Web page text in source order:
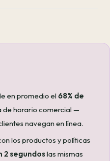
en promedio el 68% de
de horario comercial —
navegan en línea.
los productos y políticas
2 segundoslas mismas